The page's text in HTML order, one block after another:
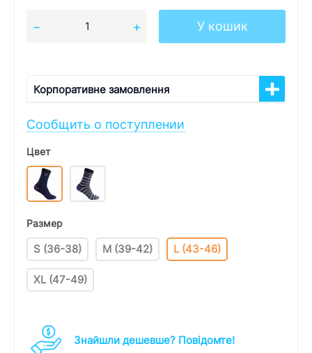
У кошик
Корпоративне замовлення
Сообщить о поступлении
Цвет
Размер
S (36-38) M (39-42) L (43-46)
XL (47-49)
Знайшли дешевше? Повідомте!